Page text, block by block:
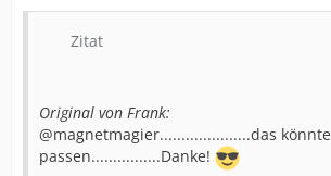
Zitat
Original von Frank:
@magnetmagier.....................das könnte
passen................Danke!